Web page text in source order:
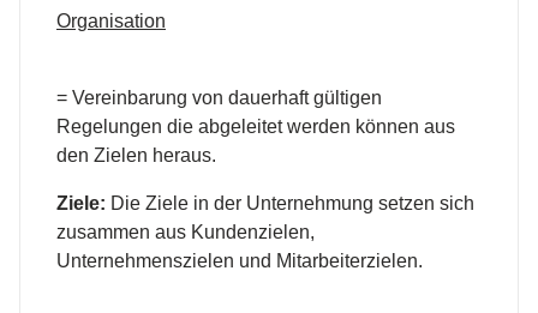
Organisation
= Vereinbarung von dauerhaft gültigen
Regelungen die abgeleitet werden können aus
den Zielen heraus.
Ziele: Die Ziele in der Unternehmung setzen sich
zusammen aus Kundenzielen,
Unternehmenszielen und Mitarbeiterzielen.